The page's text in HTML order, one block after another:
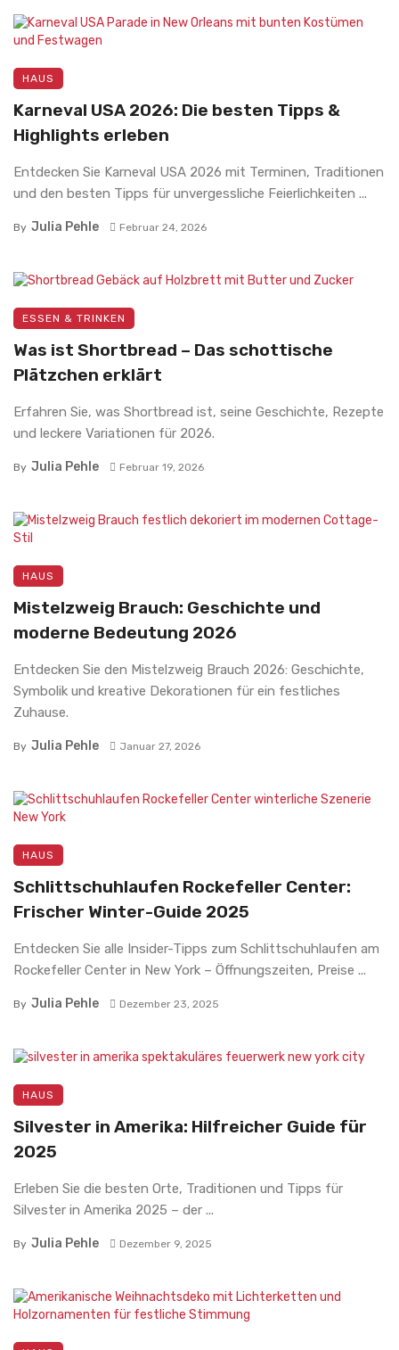
HAUS
Karneval USA 2026: Die besten Tipps &
Highlights erleben
Entdecken Sie Karneval USA 2026 mit Terminen, Traditionen
und den besten Tipps für unvergessliche Feierlichkeiten ...
By Julia Pehle Februar 24, 2026
ESSEN & TRINKEN
Was ist Shortbread – Das schottische
Plätzchen erklärt
Erfahren Sie, was Shortbread ist, seine Geschichte, Rezepte
und leckere Variationen für 2026.
By Julia Pehle Februar 19, 2026
HAUS
Mistelzweig Brauch: Geschichte und
moderne Bedeutung 2026
Entdecken Sie den Mistelzweig Brauch 2026: Geschichte,
Symbolik und kreative Dekorationen für ein festliches
Zuhause.
By Julia Pehle Januar 27, 2026
HAUS
Schlittschuhlaufen Rockefeller Center:
Frischer Winter-Guide 2025
Entdecken Sie alle Insider-Tipps zum Schlittschuhlaufen am
Rockefeller Center in New York – Öffnungszeiten, Preise ...
By Julia Pehle Dezember 23, 2025
HAUS
Silvester in Amerika: Hilfreicher Guide für
2025
Erleben Sie die besten Orte, Traditionen und Tipps für
Silvester in Amerika 2025 – der ...
By Julia Pehle Dezember 9, 2025